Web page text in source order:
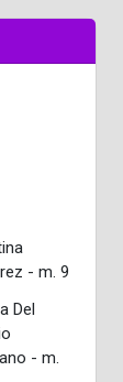
- m. 9
Del
- m.